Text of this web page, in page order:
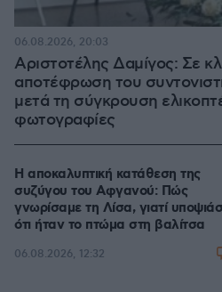
Αριστοτέλης Δαμίγος: Σε
αποτέφρωση του
μετά τη σύγκρουση
φωτογραφίες
06.08.2026, 20:03
Η αποκαλυπτική κατάθεση της
συζύγου του Αφγανού: Πώς
γνωρίσαμε τη Λίσα, γιατί
ότι ήταν το πτώμα στη βαλίτσα
06.08.2026, 12:32